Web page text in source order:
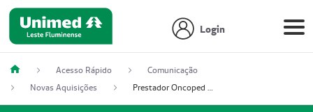
Login
Acesso Rápido
Comunicação
Novas Aquisições
Prestador Oncoped Serviços Médicos (51004335-0)